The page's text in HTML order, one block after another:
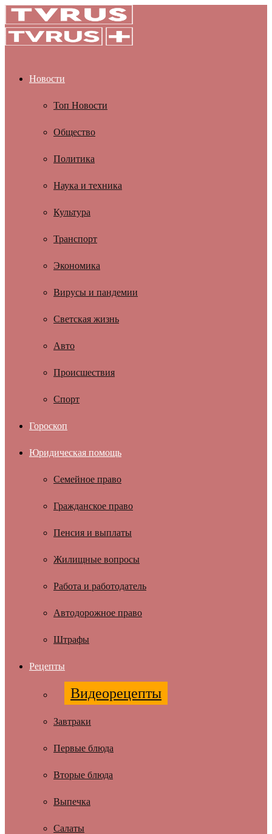
Новости
Топ Новости
Общество
Политика
Наука и техника
Культура
Транспорт
Экономика
Вирусы и пандемии
Светская жизнь
Авто
Происшествия
Спорт
Гороскоп
Юридическая помощь
Семейное право
Гражданское право
Пенсия и выплаты
Жилищные вопросы
Работа и работодатель
Автодорожное право
Штрафы
Рецепты
Видеорецепты
Завтраки
Первые блюда
Вторые блюда
Выпечка
Салаты